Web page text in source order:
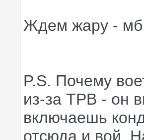
Ждем жару - мб
P.S. Почему
из-за ТРВ - он
включаешь
отсюда и вой.